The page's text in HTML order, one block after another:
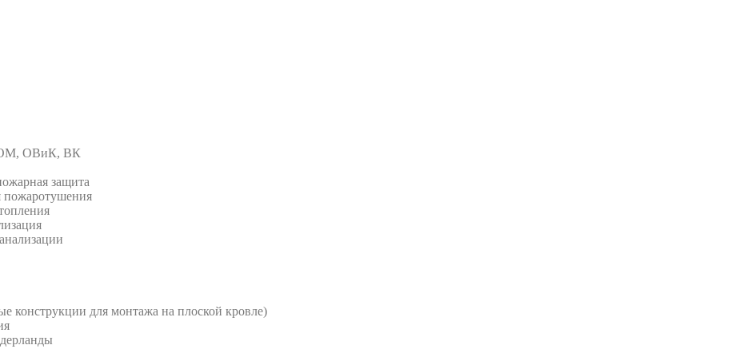
ОВиК, ВК
защита
пожаротушения
для монтажа на плоской кровле)